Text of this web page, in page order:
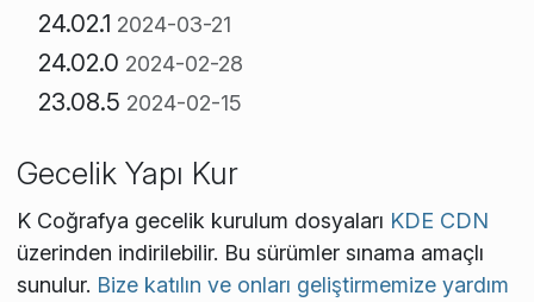
24.02.1 2024-03-21
24.02.0 2024-02-28
23.08.5 2024-02-15
Gecelik Yapı Kur
K Coğrafya gecelik kurulum dosyaları KDE CDN
üzerinden indirilebilir. Bu sürümler sınama amaçlı
sunulur. Bize katılın ve onları geliştirmemize yardım